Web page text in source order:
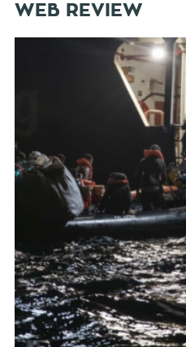
WEB REVIEW